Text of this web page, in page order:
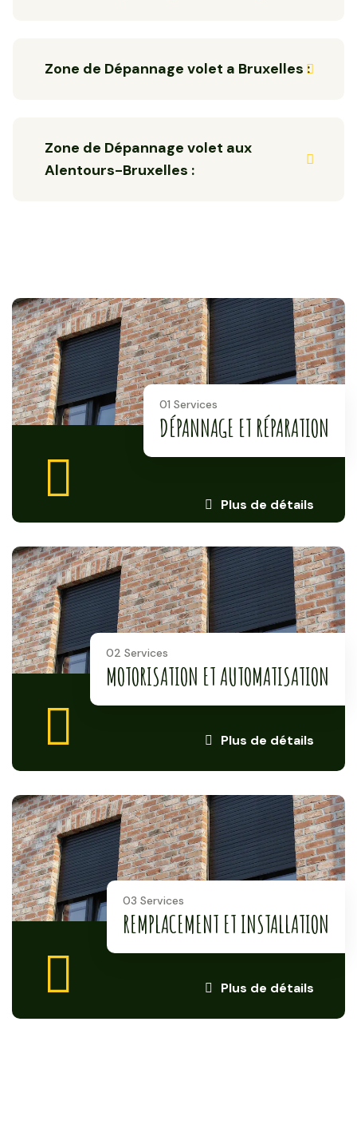
Zone de Dépannage volet a Bruxelles :
Zone de Dépannage volet aux
Alentours-Bruxelles :
Plus de détails
01 Services
DÉPANNAGE ET RÉPARATION
Plus de détails
02 Services
MOTORISATION ET AUTOMATISATION
Plus de détails
03 Services
REMPLACEMENT ET INSTALLATION